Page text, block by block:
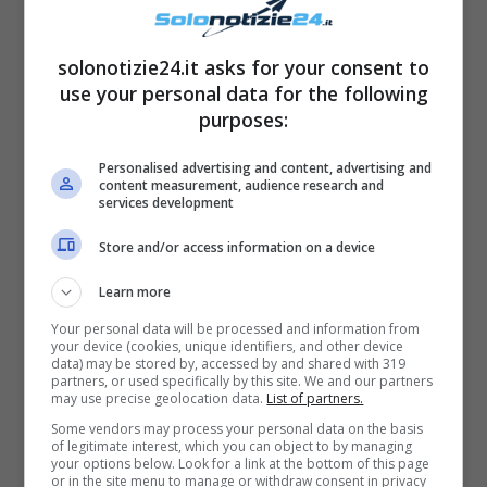
La notizia al momento non è stata ancora
confermata ma, secondo alcuni rumors, la
nuova dellaregina della domenica potrebbe
diventare Lorella Cuccariniche, a quanto
solonotizie24.it asks for your consent to
use your personal data for the following
purposes:
Personalised advertising and content, advertising and
content measurement, audience research and
services development
Store and/or access information on a device
Learn more
Your personal data will be processed and information from
your device (cookies, unique identifiers, and other device
data) may be stored by, accessed by and shared with 319
partners, or used specifically by this site. We and our partners
may use precise geolocation data. List of partners.
Some vendors may process your personal data on the basis
of legitimate interest, which you can object to by managing
your options below. Look for a link at the bottom of this page
or in the site menu to manage or withdraw consent in privacy